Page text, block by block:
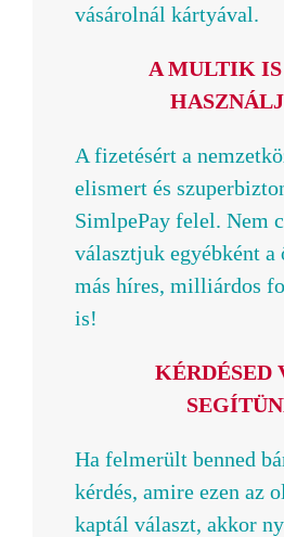
vásárolnál kártyával.
A MULTIK
A fizetésért a
elismert és
SimlpePay felel. Nem
választjuk egyébként a
más híres, milliárdos
is!
KÉRDÉSED
Ha felmerült benned
kérdés, amire ezen az
kaptál választ, akkor